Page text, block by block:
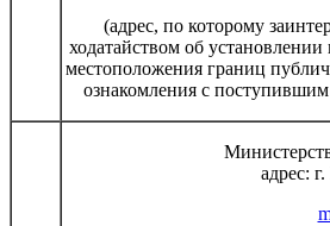
(адрес, по которому
ходатайством об
местоположения границ
ознакомления с
адрес: